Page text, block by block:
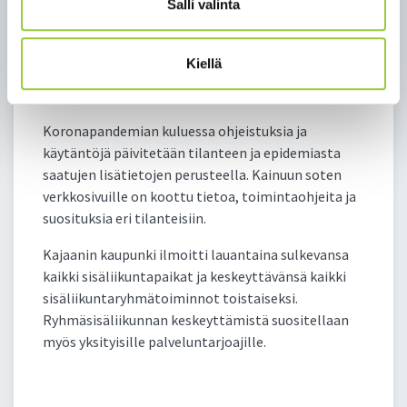
Salli valinta
Kiellä
Koronaohjeita tapahtumiin ja muihin tilanteisiin
Koronapandemian kuluessa ohjeistuksia ja
käytäntöjä päivitetään tilanteen ja epidemiasta
saatujen lisätietojen perusteella. Kainuun soten
verkkosivuille on koottu tietoa, toimintaohjeita ja
suosituksia eri tilanteisiin.
Kajaanin kaupunki ilmoitti lauantaina sulkevansa
kaikki sisäliikuntapaikat ja keskeyttävänsä kaikki
sisäliikuntaryhmätoiminnot toistaiseksi.
Ryhmäsisäliikunnan keskeyttämistä suositellaan
myös yksityisille palveluntarjoajille.